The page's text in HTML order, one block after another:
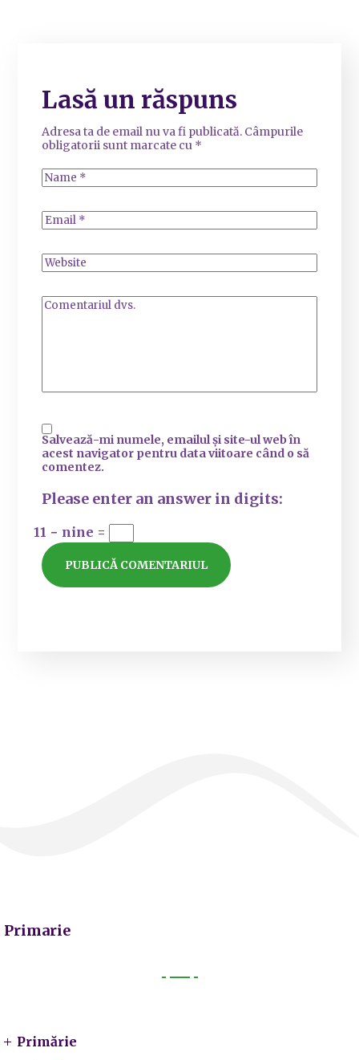
Lasă un răspuns
Adresa ta de email nu va fi publicată. Câmpurile
obligatorii sunt marcate cu *
Salvează-mi numele, emailul și site-ul web în
acest navigator pentru data viitoare când o să
comentez.
Please enter an answer in digits:
11 − nine =
Primarie
Primărie